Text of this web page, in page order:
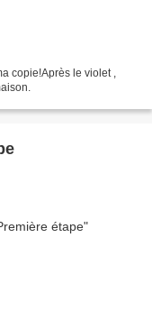
copie!Après le violet ,